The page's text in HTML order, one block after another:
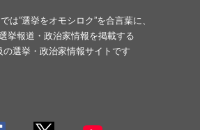
は”選挙をオモシロク”を合言葉に、
挙報道・政治家情報を掲載する
の選挙・政治家情報サイトです